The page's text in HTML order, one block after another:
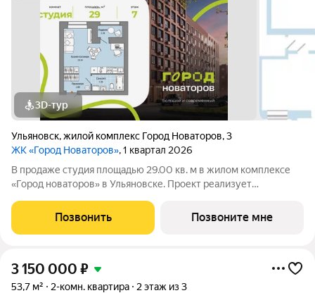
3D-тур
Ульяновск,жилой комплекс Город Новаторов,3
ЖК «Город Новаторов», 1 квартал 2026
В продаже студия площадью 29.00 кв. м в жилом комплексе
«Город новаторов» в Ульяновске. Проект реализует
масштабный жилой проект площадью 67 Га, созданный в
концепции 15-минутного города. Вся
Позвонить Позвоните мне
3 150 000 ₽
53,7 м² 2-комн. квартира 2 этаж из 3